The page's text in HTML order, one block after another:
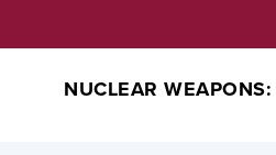
NUCLEAR